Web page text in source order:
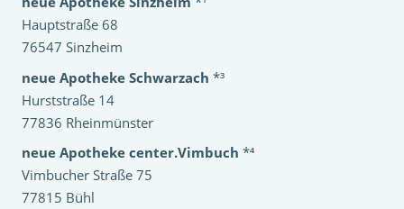
Hauptstraße 68
76547 Sinzheim
neue Apotheke Schwarzach *³
Hurststraße 14
77836 Rheinmünster
neue Apotheke center.Vimbuch *⁴
Vimbucher Straße 75
77815 Bühl